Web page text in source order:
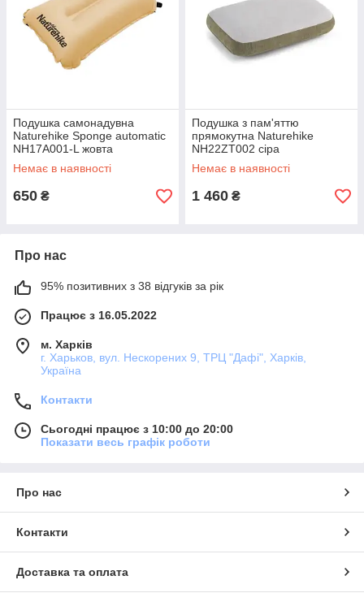
Подушка самонадувна
Naturehike Sponge automatic
NH17A001-L жовта
Немає в наявності
650 ₴
Подушка з пам'яттю
прямокутна Naturehike
NH22ZT002 сіра
Немає в наявності
1 460 ₴
Про нас
95% позитивних з 38 відгуків за рік
Працює з 16.05.2022
м. Харків
г. Харьков, вул. Нескорених 9, ТРЦ "Дафі", Харків,
Україна
Контакти
Сьогодні працює з 10:00 до 20:00
Показати весь графік роботи
Про нас
Контакти
Доставка та оплата